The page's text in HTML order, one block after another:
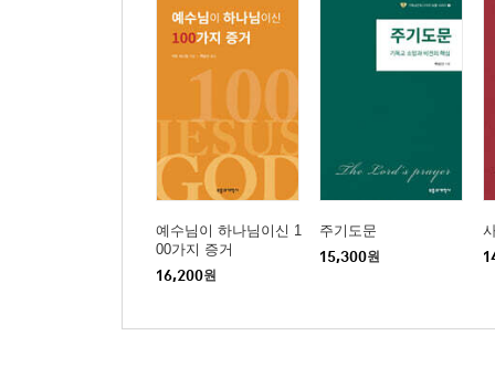
예수님이 하나님이신 1
00가지 증거
16,200원
주기도문
15,300원